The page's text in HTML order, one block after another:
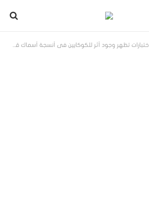
إختبارات تظهر وجود أثر للكوكايين في أنسجة أسماك قرش قبالة البرازيل